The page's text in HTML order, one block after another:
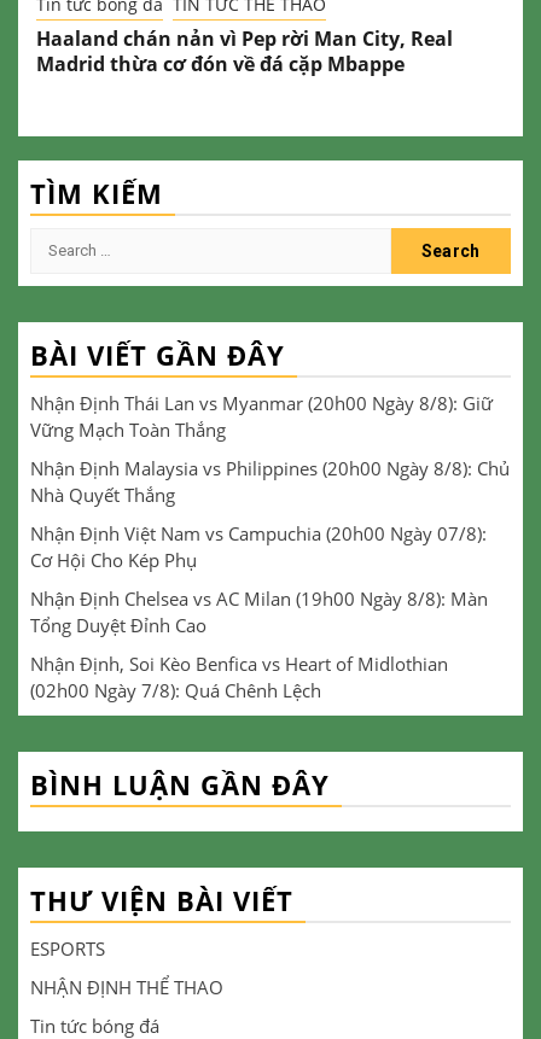
Haaland chán nản vì Pep rời Man City, Real
Madrid thừa cơ đón về đá cặp Mbappe
TÌM KIẾM
Search
BÀI VIẾT GẦN ĐÂY
Nhận Định Thái Lan vs Myanmar (20h00 Ngày 8/8): Giữ
Vững Mạch Toàn Thắng
Nhận Định Malaysia vs Philippines (20h00 Ngày 8/8): Chủ
Nhà Quyết Thắng
Nhận Định Việt Nam vs Campuchia (20h00 Ngày 07/8):
Cơ Hội Cho Kép Phụ
Nhận Định Chelsea vs AC Milan (19h00 Ngày 8/8): Màn
Tổng Duyệt Đỉnh Cao
Nhận Định, Soi Kèo Benfica vs Heart of Midlothian
(02h00 Ngày 7/8): Quá Chênh Lệch
BÌNH LUẬN GẦN ĐÂY
THƯ VIỆN BÀI VIẾT
ESPORTS
NHẬN ĐỊNH THỂ THAO
Tin tức bóng đá